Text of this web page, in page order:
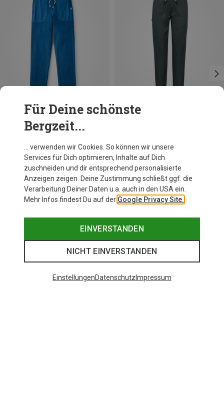
Du sparst 12%
Für Deine schönste
Bergzeit...
… verwenden wir Cookies. So können wir unsere
Services für Dich optimieren, Inhalte auf Dich
zuschneiden und dir entsprechend personalisierte
Anzeigen zeigen. Deine Zustimmung schließt ggf. die
Verarbeitung Deiner Daten u.a. auch in den USA ein.
Mehr Infos findest Du auf der Google Privacy Site.
EINVERSTANDEN
NICHT EINVERSTANDEN
EinstellungenDatenschutz Impressum